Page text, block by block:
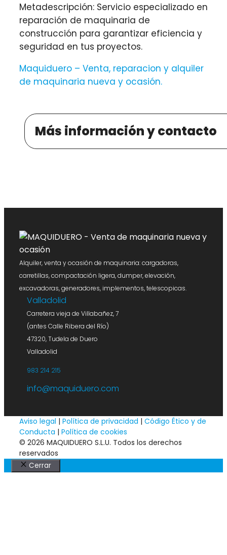
Metadescripción: Servicio especializado en
reparación de maquinaria de
construcción para garantizar eficiencia y
seguridad en tus proyectos.
Maquiduero – Venta, reparacion y alquiler
de maquinaria nueva y ocasión.
Más información y contacto
Alquiler, venta y ocasión de maquinaria: cargadoras,
carretillas, compactación ligera, dumper, elevación,
excavadoras, generadores, implementos, telescopicas.
Valladolid
Carretera vieja de Villabañez, 7
(antes Calle Ribera del Río)
47320, Tudela de Duero
Valladolid
983 214 215
info@maquiduero.com
Aviso legal | Política de privacidad | Código Ético y de
Conducta | Política de cookies
© 2026 MAQUIDUERO S.L.U. Todos los derechos
reservados
Cerrar